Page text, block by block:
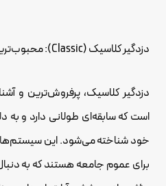
دزدگیر کلاسیک (Classic): محبوب‌ترین برند داخلی
دزدگیر کلاسیک، پرفروش‌ترین و
است که سابقه‌ای طولانی دارد و به
خود شناخته می‌شود. این
برای عموم جامعه هستند که به